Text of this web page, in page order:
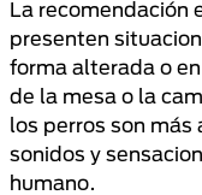
La recomendación
presenten
forma alterada o
de la mesa o la
los perros son
sonidos y
humano.